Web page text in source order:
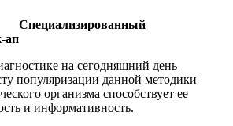
ап
на сегодняшний день
популяризации данной методики
организма способствует ее
и информативность.